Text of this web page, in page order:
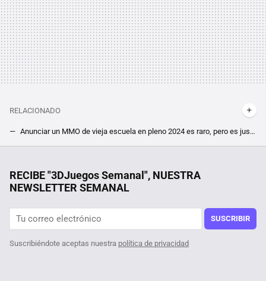
RELACIONADO
Anunciar un MMO de vieja escuela en pleno 2024 es raro, pero es justo lo que ha hecho el padre de RuneScape y Brighter Shores pinta genial
Tras jugar 400 horas a The Witcher 3 descubren un nuevo NPC, y su quest en el RPG viene con moraleja acerca de mentir un pelín retorcida
RECIBE "3DJuegos Semanal", NUESTRA
NEWSLETTER SEMANAL
SUSCRIBIR
Suscribiéndote aceptas nuestra política de privacidad